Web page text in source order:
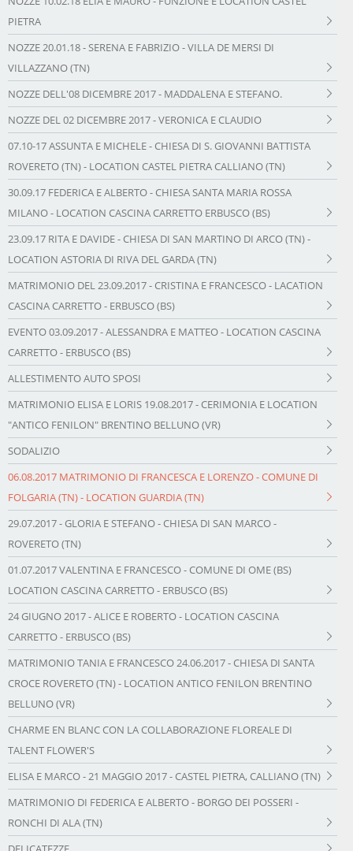
PIETRA
NOZZE 20.01.18 - SERENA E FABRIZIO - VILLA DE MERSI DI
VILLAZZANO (TN)
NOZZE DELL'08 DICEMBRE 2017 - MADDALENA E STEFANO.
NOZZE DEL 02 DICEMBRE 2017 - VERONICA E CLAUDIO
07.10-17 ASSUNTA E MICHELE - CHIESA DI S. GIOVANNI BATTISTA
ROVERETO (TN) - LOCATION CASTEL PIETRA CALLIANO (TN)
30.09.17 FEDERICA E ALBERTO - CHIESA SANTA MARIA ROSSA
MILANO - LOCATION CASCINA CARRETTO ERBUSCO (BS)
23.09.17 RITA E DAVIDE - CHIESA DI SAN MARTINO DI ARCO (TN) -
LOCATION ASTORIA DI RIVA DEL GARDA (TN)
MATRIMONIO DEL 23.09.2017 - CRISTINA E FRANCESCO - LACATION
CASCINA CARRETTO - ERBUSCO (BS)
EVENTO 03.09.2017 - ALESSANDRA E MATTEO - LOCATION CASCINA
CARRETTO - ERBUSCO (BS)
ALLESTIMENTO AUTO SPOSI
MATRIMONIO ELISA E LORIS 19.08.2017 - CERIMONIA E LOCATION
"ANTICO FENILON" BRENTINO BELLUNO (VR)
SODALIZIO
06.08.2017 MATRIMONIO DI FRANCESCA E LORENZO - COMUNE DI
FOLGARIA (TN) - LOCATION GUARDIA (TN)
29.07.2017 - GLORIA E STEFANO - CHIESA DI SAN MARCO -
ROVERETO (TN)
01.07.2017 VALENTINA E FRANCESCO - COMUNE DI OME (BS)
LOCATION CASCINA CARRETTO - ERBUSCO (BS)
24 GIUGNO 2017 - ALICE E ROBERTO - LOCATION CASCINA
CARRETTO - ERBUSCO (BS)
MATRIMONIO TANIA E FRANCESCO 24.06.2017 - CHIESA DI SANTA
CROCE ROVERETO (TN) - LOCATION ANTICO FENILON BRENTINO
BELLUNO (VR)
CHARME EN BLANC CON LA COLLABORAZIONE FLOREALE DI
TALENT FLOWER'S
ELISA E MARCO - 21 MAGGIO 2017 - CASTEL PIETRA, CALLIANO (TN)
MATRIMONIO DI FEDERICA E ALBERTO - BORGO DEI POSSERI -
RONCHI DI ALA (TN)